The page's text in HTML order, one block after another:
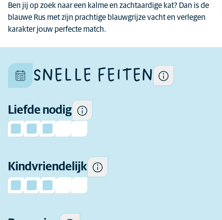
Ben jij op zoek naar een kalme en zachtaardige kat? Dan is de
blauwe Rus met zijn prachtige blauwgrijze vacht en verlegen
karakter jouw perfecte match.
SNELLE FEITEN
Liefde nodig
Kindvriendelijk
verschillen per kat want elke
kat is uniek.
Hoeveel genegenheid je kunt
Sommige katten zijn over het
algemeen speelser en socialer
toleranter voor het gedrag
van kinderen dan andere.
Hoeveel beweging heeft dit
ras dagelijks nodig.
ras nodig heeft op